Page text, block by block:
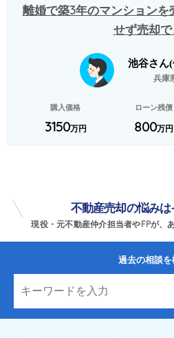
離婚で築3年のマンションを
せず売却
池谷さん
兵庫
購入価格
3150万円
ローン残債
800万円
不動産売却の悩み
現役・元不動産仲介担当者やFPが、
過去の相談を